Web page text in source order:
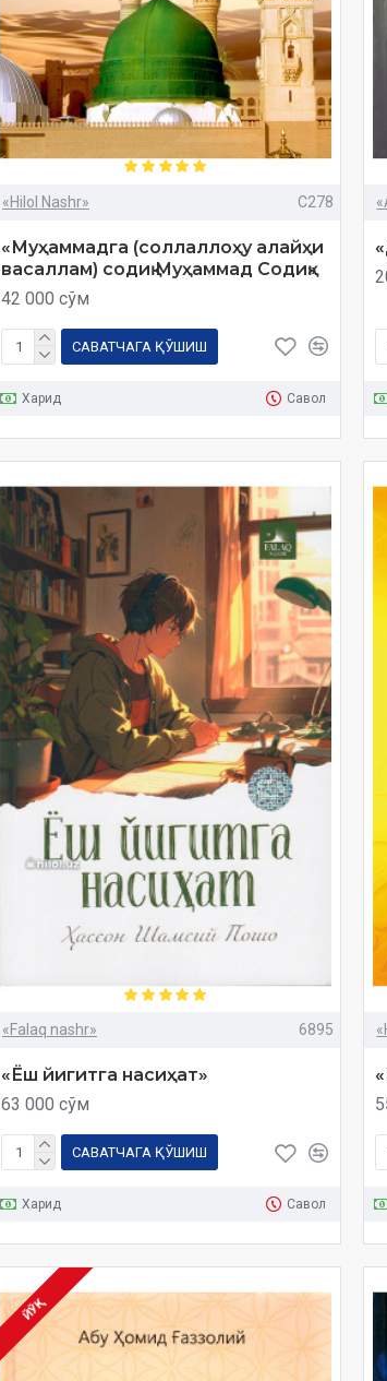
«Hilol Nashr» C278
«Муҳаммадга (соллаллоҳу алайҳи
васаллам) cодиқ Муҳаммад Содиқ»
42 000 сўм
САВАТЧАГА ҚЎШИШ
Харид Савол
«Falaq nashr» 6895
«Ёш йигитга насиҳат»
63 000 сўм
САВАТЧАГА ҚЎШИШ
Харид Савол
ЙЎҚ